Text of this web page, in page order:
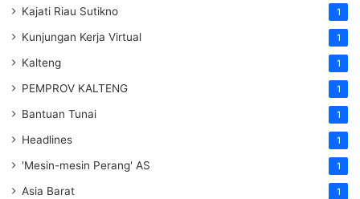
Kajati Riau Sutikno 1
Kunjungan Kerja Virtual 1
Kalteng 1
PEMPROV KALTENG 1
Bantuan Tunai 1
Headlines 1
'Mesin-mesin Perang' AS 1
Asia Barat 1